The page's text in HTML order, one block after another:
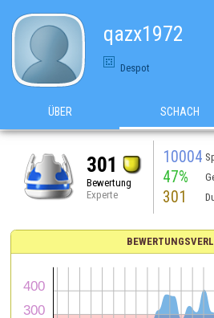
qazx1972
Despot
ÜBER SCHACH
301
Bewertung
Experte
10004
47%
301